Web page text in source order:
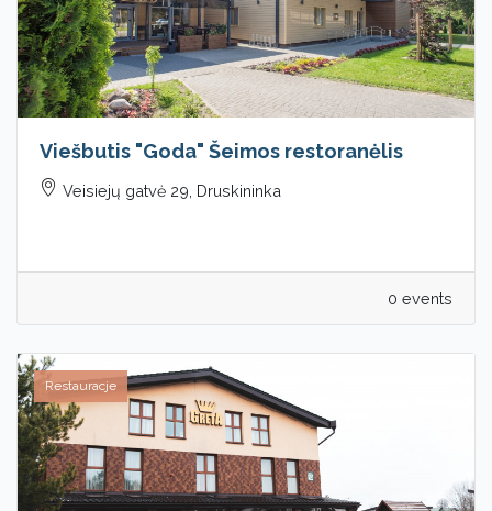
Viešbutis "Goda" Šeimos restoranėlis
Veisiejų gatvė 29, Druskininka
0 events
Restauracje